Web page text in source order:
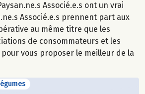
Associé.e.s ont un vrai
Associé.e.s prennent part aux
au même titre que les
de consommateurs et les
vous proposer le meilleur de la